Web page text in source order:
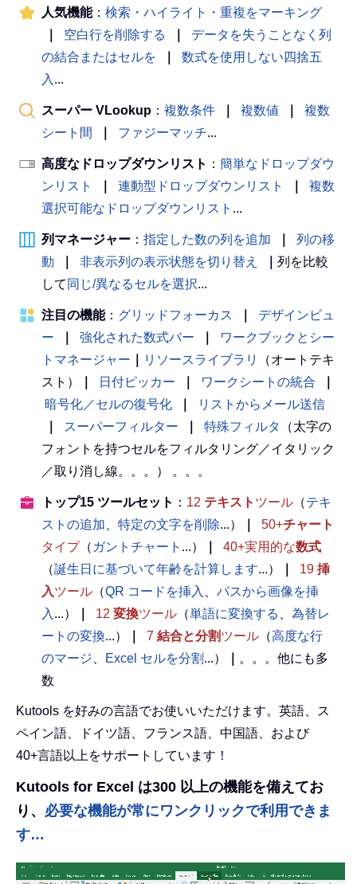
人気機能： 検索・ハイライト・重複をマーキング
空白行を削除する
データを失うことなく列
の結合またはセルを
数式を使用しない四捨五
入 ...
スーパー VLookup ： 複数条件 複数値
複数
シート間
ファジーマッチ...
高度なドロップダウンリスト ： 簡単なドロップダウ
ンリスト
連動型ドロップダウンリスト
複数
選択可能なドロップダウンリスト ...
列マネージャー ： 指定した数の列を追加
列の移
動
非表示列の表示状態を切り替え
列を比較
して 同じ/異なるセルを選択...
注目の機能： グリッドフォーカス
デザインビュ
ー
強化された数式バー
ワークブックとシー
トマネージャー
リソースライブラリ
（オートテキ
スト）
日付ピッカー ワークシートの統合
暗号化／セルの復号化
リストからメール送信
スーパーフィルター 特殊フィルタ
（太字の
フォントを持つセルをフィルタリング／イタリック
／取り消し線。。。） 。。。
トップ15 ツールセット ： 12 テキスト ツール （テキ
ストの追加
特定の文字を削除...） 50+チャート
タイプ（ ガントチャート ...） 40+実用的な数式
（誕生日に基づいて年齢を計算します...） 19 挿
入ツール （QR コードを挿入
パスから画像を挿
入 ...） 12 変換ツール （単語に変換する
為替レ
ートの変換...） 7 結合と分割ツール （高度な行
のマージ
Excel セルを分割 ...）
。。。他にも多
数
Kutools を好みの言語でお使いいただけます。英語、ス
ペイン語、ドイツ語、フランス語、中国語、および
40+言語以上をサポートしています！
Kutools for Excel は300 以上の機能を備えてお
り、 必要な機能が常にワンクリックで利用できま
す…